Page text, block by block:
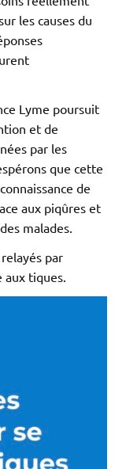
les causes du
Lyme poursuit
et de
par les
que cette
de
aux piqûres et
malades.
par
aux tiques.